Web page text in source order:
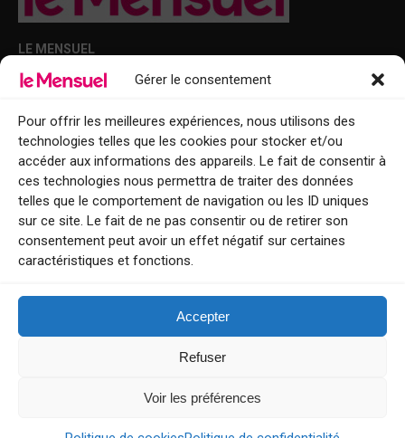
Gérer le consentement
Pour offrir les meilleures expériences, nous utilisons des
technologies telles que les cookies pour stocker et/ou
accéder aux informations des appareils. Le fait de consentir à
ces technologies nous permettra de traiter des données
telles que le comportement de navigation ou les ID uniques
sur ce site. Le fait de ne pas consentir ou de retirer son
consentement peut avoir un effet négatif sur certaines
caractéristiques et fonctions.
Accepter
Refuser
Voir les préférences
LE MENSUEL
Points de diffusion Var et Alpes-Maritimes : oû trouver Le Mensuel ?
Le Mensuel en PDF : consultez le magazine en ligne
Qui sommes-nous ?
BFM Top Sorties
EVENT
Tourisme week-end : envie de vous évader le temps d’un week-end ou
Explorez nos bonnes adresses
Contact